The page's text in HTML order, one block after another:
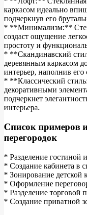
каркасом идеально
подчеркнув его
* **Минимализм:**
создаст ощущение
простоту и
* **Скандинавский
деревянным каркасом
интерьер, наполнив
* **Классический
декоративными
подчеркнет
интерьера.
Список примеров
перегородок
* Разделение гостиной
* Создание кабинета в
* Зонирование детской
* Оформление
* Разделение торговой
* Создание приватной